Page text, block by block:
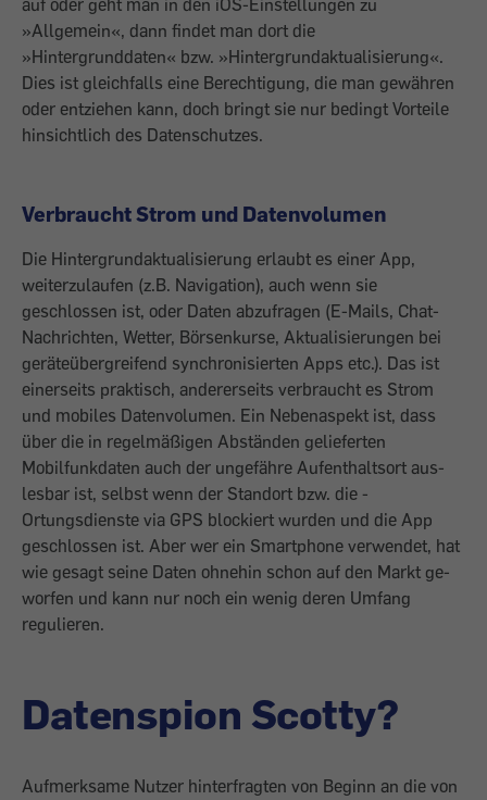
auf oder geht man in den iOS-Einstellungen zu
»Allgemein«, dann ­findet man dort die
»Hintergrunddaten« bzw. »Hintergrundaktualisierung«.
Dies ist gleichfalls eine Berechtigung, die man gewähren
oder entziehen kann, doch bringt sie nur bedingt Vorteile
hinsichtlich des ­Datenschutzes.
Verbraucht Strom und ­Datenvolumen
Die Hintergrundaktualisierung ­erlaubt es einer App,
weiterzulaufen (z.B. ­Navigation), auch wenn sie
geschlossen ist, oder Daten abzufragen (E-Mails, Chat-
Nachrichten, Wetter, Börsenkurse, ­Aktualisierungen bei
geräteübergreifend synchronisierten Apps etc.). Das ist
einerseits praktisch, andererseits verbraucht es Strom
und ­mobiles Datenvolumen. Ein Neben­aspekt ist, dass
über die in regelmäßigen Abständen gelieferten
Mobilfunkdaten auch der ungefähre Aufenthaltsort aus­
lesbar ist, selbst wenn der Standort bzw. die ­
Ortungsdienste via GPS blockiert wurden und die App
geschlossen ist. Aber wer ein Smartphone verwendet, hat
wie gesagt ­seine ­Daten ohnehin schon auf den Markt ge­
worfen und kann nur noch ein wenig ­deren Umfang
regulieren.
Datenspion Scotty?
Aufmerksame Nutzer hinterfragten von Beginn an die von